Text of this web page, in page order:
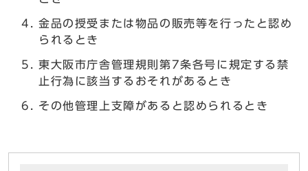
金品の授受または物品の販売等を行ったと認め
られるとき
東大阪市庁舎管理規則第7条各号に規定する禁
止行為に該当するおそれがあるとき
その他管理上支障があると認められるとき